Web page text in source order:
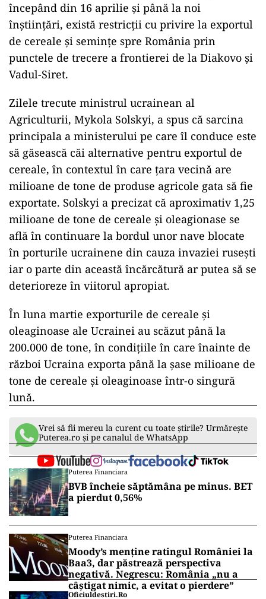
începând din 16 aprilie şi până la noi
înştiinţări, există restricţii cu privire la exportul
de cereale şi seminţe spre România prin
punctele de trecere a frontierei de la Diakovo şi
Vadul-Siret.
Zilele trecute ministrul ucrainean al
Agriculturii, Mykola Solskyi, a spus că sarcina
principala a ministerului pe care îl conduce este
să găsească căi alternative pentru exportul de
cereale, în contextul în care ţara vecină are
milioane de tone de produse agricole gata să fie
exportate. Solskyi a precizat că aproximativ 1,25
milioane de tone de cereale şi oleagionase se
află în continuare la bordul unor nave blocate
în porturile ucrainene din cauza invaziei ruseşti
iar o parte din această încărcătură ar putea să se
deterioreze în viitorul apropiat.
În luna martie exporturile de cereale şi
oleaginoase ale Ucrainei au scăzut până la
200.000 de tone, în condiţiile în care înainte de
război Ucraina exporta până la şase milioane de
tone de cereale şi oleaginoase într-o singură
lună.
Vrei să fii mereu la curent cu toate știrile? Urmărește
Puterea.ro și pe canalul de WhatsApp
Puterea Financiara
BVB încheie săptămâna pe minus. BET
a pierdut 0,56%
Puterea Financiara
Moody’s menține ratingul României la
Baa3, dar păstrează perspectiva
negativă. Negrescu: România „nu a
câștigat nimic, a evitat o pierdere”
Oficiuldestiri.ro